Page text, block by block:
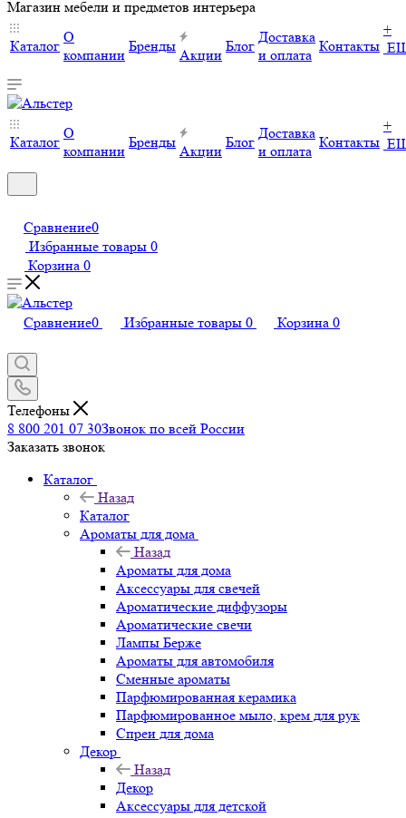
Магазин мебели и предметов интерьера
Каталог
О
компании
Бренды
Акции
Блог
Доставка
и оплата
Контакты
+
Каталог
О
компании
Бренды
Акции
Блог
Доставка
и оплата
Контакты
+
Сравнение0
Избранные товары 0
Корзина 0
Сравнение0 Избранные товары 0 Корзина 0
Телефоны
8 800 201 07 30Звонок по всей России
Заказать звонок
Каталог
Назад
Каталог
Ароматы для дома
Назад
Ароматы для дома
Аксессуары для свечей
Ароматические диффузоры
Ароматические свечи
Лампы Берже
Ароматы для автомобиля
Сменные ароматы
Парфюмированная керамика
Парфюмированное мыло, крем для рук
Спреи для дома
Декор
Назад
Декор
Аксессуары для детской